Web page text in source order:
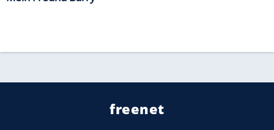
freenet